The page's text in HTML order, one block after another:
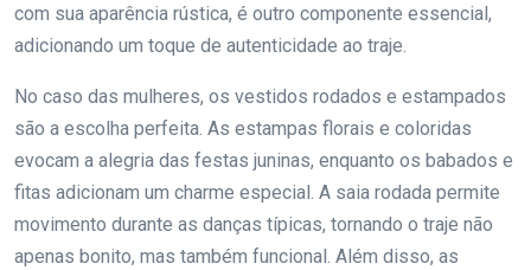
com sua aparência rústica, é outro componente essencial,
adicionando um toque de autenticidade ao traje.
No caso das mulheres, os vestidos rodados e estampados
são a escolha perfeita. As estampas florais e coloridas
evocam a alegria das festas juninas, enquanto os babados e
fitas adicionam um charme especial. A saia rodada permite
movimento durante as danças típicas, tornando o traje não
apenas bonito, mas também funcional. Além disso, as